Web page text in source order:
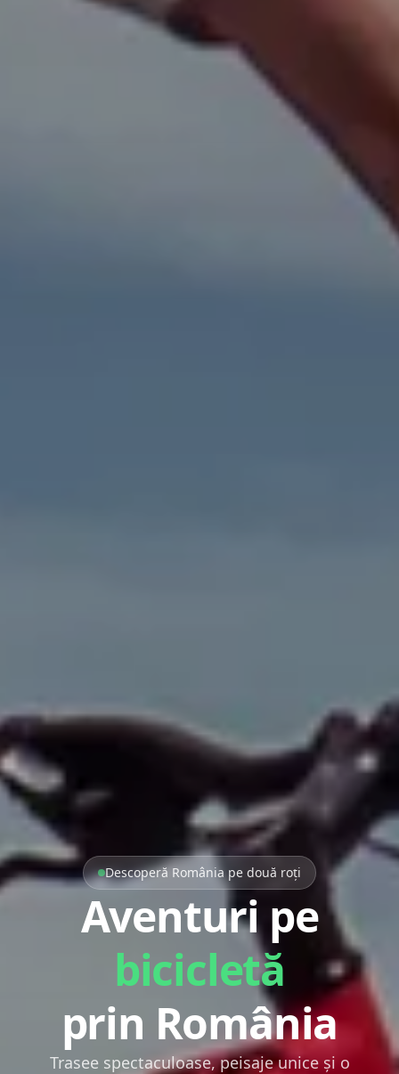
Descoperă România pe două roți
Aventuri pe
bicicletă
prin România
Trasee spectaculoase, peisaje unice și o